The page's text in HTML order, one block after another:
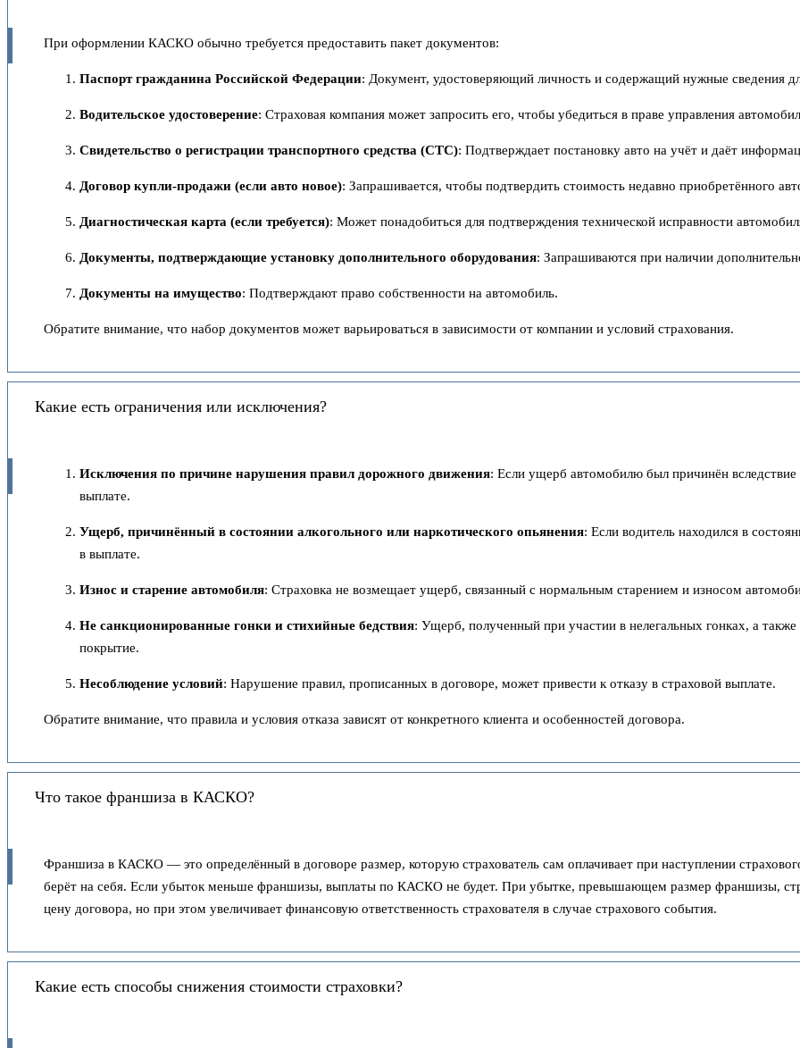
При оформлении КАСКО обычно требуется предоставить пакет документов:
Паспорт гражданина Российской Федерации: Документ, удостоверяющий личность и содержащий нужные сведения
Водительское удостоверение: Страховая компания может запросить его, чтобы убедиться в праве управления
Свидетельство о регистрации транспортного средства (СТС): Подтверждает постановку авто на учёт и даёт
Договор купли-продажи (если авто новое): Запрашивается, чтобы подтвердить стоимость недавно приобретённого
Диагностическая карта (если требуется): Может понадобиться для подтверждения технической исправности
Документы, подтверждающие установку дополнительного оборудования: Запрашиваются при наличии
Документы на имущество: Подтверждают право собственности на автомобиль.
Обратите внимание, что набор документов может варьироваться в зависимости от компании и условий страхования.
Какие есть ограничения или исключения?
Исключения по причине нарушения правил дорожного движения: Если ущерб автомобилю был причинён
выплате.
Ущерб, причинённый в состоянии алкогольного или наркотического опьянения: Если водитель находился в
в выплате.
Износ и старение автомобиля: Страховка не возмещает ущерб, связанный с нормальным старением и износом
Не санкционированные гонки и стихийные бедствия: Ущерб, полученный при участии в нелегальных гонках, а
покрытие.
Несоблюдение условий: Нарушение правил, прописанных в договоре, может привести к отказу в страховой выплате.
Обратите внимание, что правила и условия отказа зависят от конкретного клиента и особенностей договора.
Что такое франшиза в КАСКО?
Франшиза в КАСКО — это определённый в договоре размер, которую страхователь сам оплачивает при наступлении
берёт на себя. Если убыток меньше франшизы, выплаты по КАСКО не будет. При убытке, превышающем размер франшизы,
цену договора, но при этом увеличивает финансовую ответственность страхователя в случае страхового события.
Какие есть способы снижения стоимости страховки?